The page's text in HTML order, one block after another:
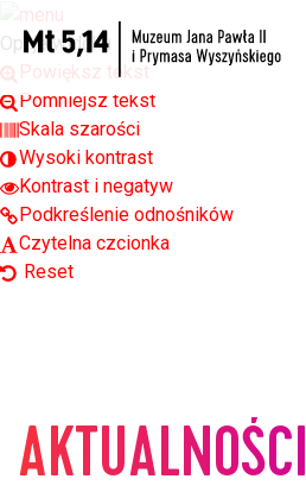
Open toolbar
Opcje widoku
Powiększ tekst
Pomniejsz tekst
Skala szarości
Wysoki kontrast
Kontrast i negatyw
Podkreślenie odnośników
Czytelna czcionka
Reset
AKTUALNOŚCI